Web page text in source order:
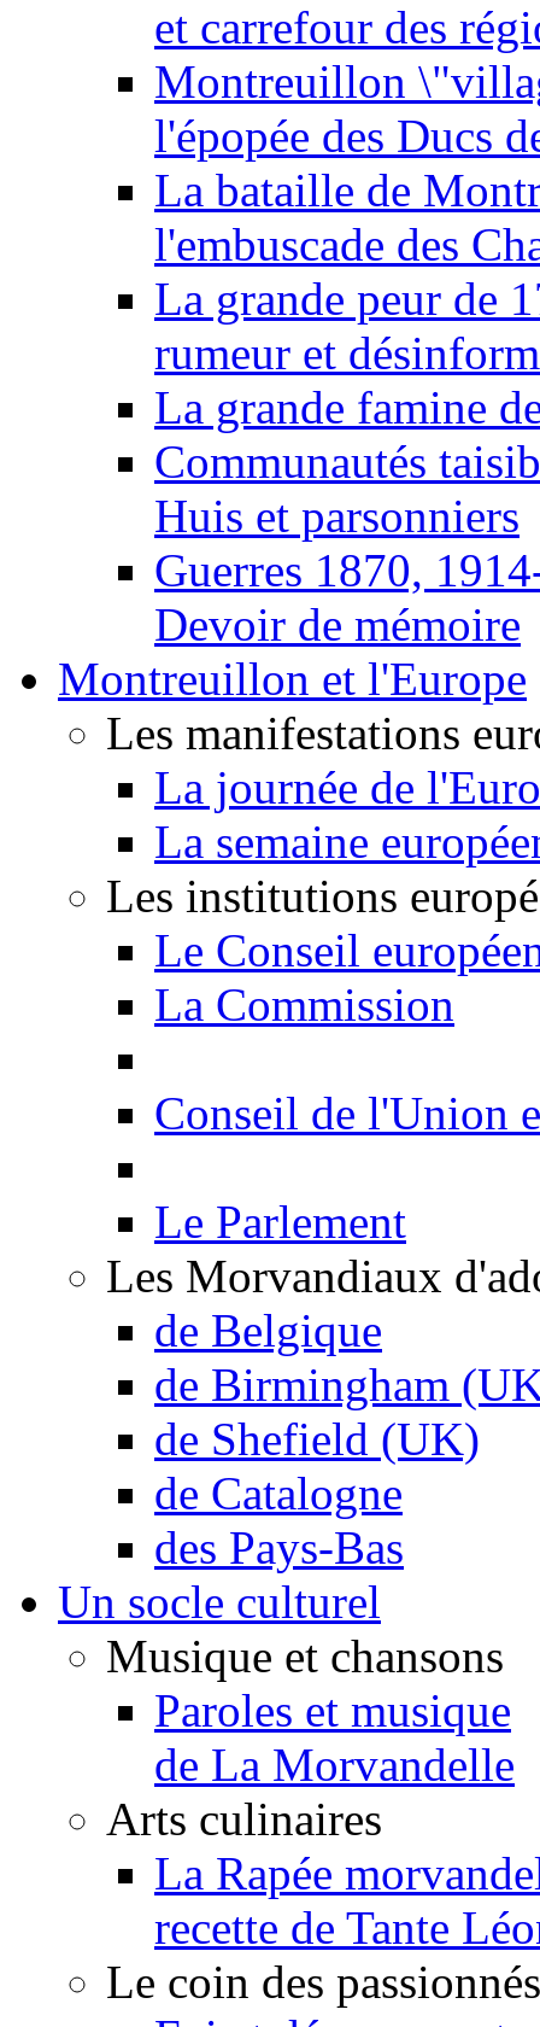
et carrefour des
Montreuillon
l'épopée des Ducs
La bataille de
l'embuscade des
La grande peur de
rumeur et
La grande famine
Communautés
Huis et parsonniers
Guerres 1870,
Devoir de mémoire
Montreuillon et l'Europe
Les manifestations
La journée de
La semaine
Les institutions
Le Conseil
La Commission
Conseil de l'Union
Le Parlement
Les Morvandiaux
de Belgique
de Birmingham
de Shefield (UK)
de Catalogne
des Pays-Bas
Un socle culturel
Musique et chansons
Paroles et musique
de La Morvandelle
Arts culinaires
La Rapée
recette de Tante
Le coin des passionnés